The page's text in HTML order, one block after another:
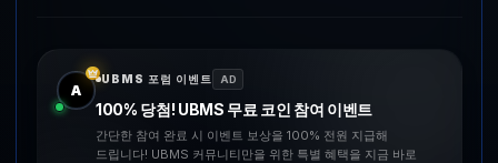
A
UBMS 포럼 이벤트 AD
100% 당첨! UBMS 무료 코인 참여 이벤트
간단한 참여 완료 시 이벤트 보상을 100% 전원 지급해
드립니다! UBMS 커뮤니티만을 위한 특별 혜택을 지금 바로